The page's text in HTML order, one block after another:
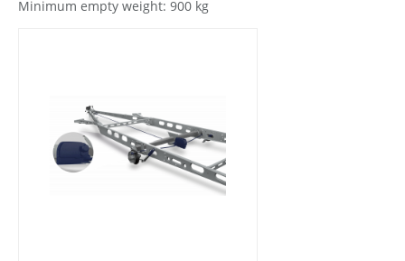
Minimum empty weight: 900 kg